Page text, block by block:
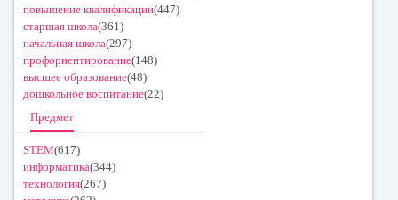
повышение квалификации(447)
старшая школа(361)
начальная школа(297)
профориентирование(148)
высшее образование(48)
дошкольное воспитание(22)
Предмет
STEM(617)
информатика(344)
технология(267)